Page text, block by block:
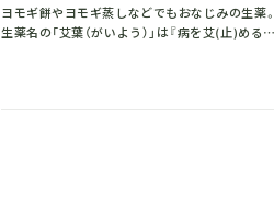
ヨモギ餅やヨモギ蒸しなどでもおなじみの生薬。
生薬名の「艾葉（がいよう）」は『病を艾(止)める』